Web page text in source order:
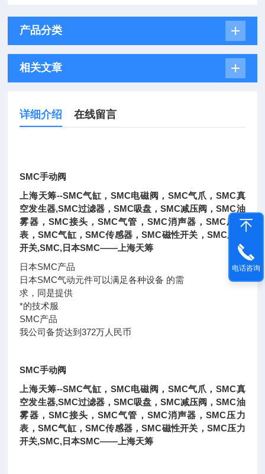
产品分类
相关文章
详细介绍 在线留言
SMC手动阀
上海天筹--SMC气缸，SMC电磁阀，SMC气爪，SMC真
空发生器,SMC过滤器，SMC吸盘，SMC减压阀，SMC油
雾器，SMC接头，SMC气管，SMC消声器，SMC压力
表，SMC气缸，SMC传感器，SMC磁性开关，SMC压力
开关,SMC,日本SMC——上海天筹
日本SMC产品
日本SMC气动元件可以满足各种设备 的需
求，同是提供
*的技术服
SMC产品
我公司备货达到372万人民币
SMC手动阀
上海天筹--SMC气缸，SMC电磁阀，SMC气爪，SMC真
空发生器,SMC过滤器，SMC吸盘，SMC减压阀，SMC油
雾器，SMC接头，SMC气管，SMC消声器，SMC压力
表，SMC气缸，SMC传感器，SMC磁性开关，SMC压力
开关,SMC,日本SMC——上海天筹
电话咨询